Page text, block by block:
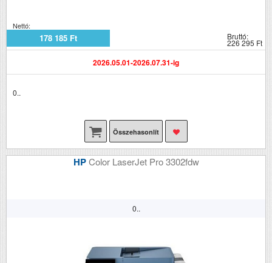
Nettó:
178 185 Ft Bruttó:
226 295 Ft
2026.05.01-2026.07.31-ig
0..
Összehasonlít
HPColor LaserJet Pro 3302fdw
0..